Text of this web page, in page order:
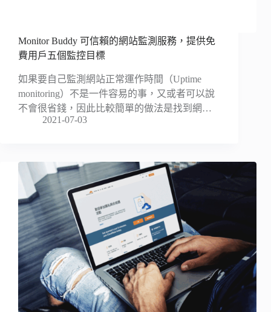
Monitor Buddy 可信賴的網站監測服務，提供免
費用戶五個監控目標
如果要自己監測網站正常運作時間（Uptime
monitoring）不是一件容易的事，又或者可以說
不會很省錢，因此比較簡單的做法是找到網…
2021-07-03